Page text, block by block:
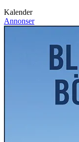
Kalender
Annonser